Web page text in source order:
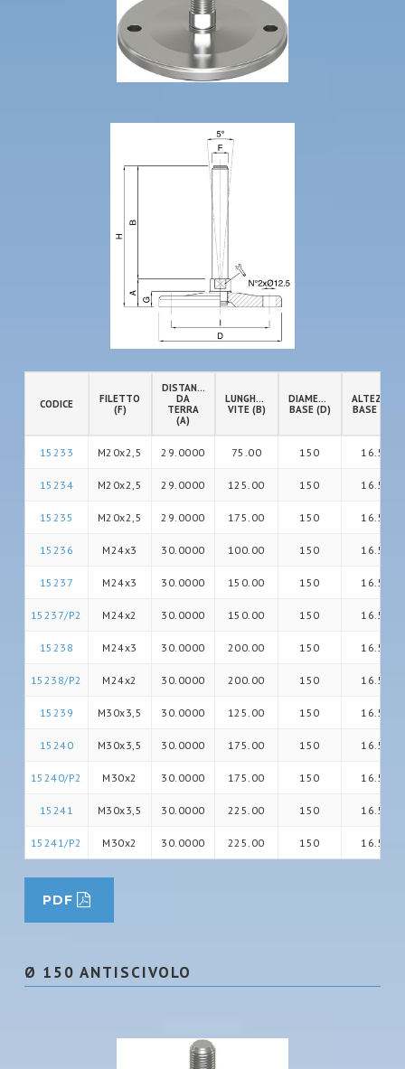
CODICE
FILETTO
(F)
DISTANZA
DA
TERRA
(A)
LUNGHEZZA
VITE (B)
DIAMETRO
BASE (D)
ALTEZZA
BASE (G)
15233 M20x2,5 29.0000 75.00 150 16.5
15234 M20x2,5 29.0000 125.00 150 16.5
15235 M20x2,5 29.0000 175.00 150 16.5
15236 M24x3 30.0000 100.00 150 16.5
15237 M24x3 30.0000 150.00 150 16.5
15237/P2 M24x2 30.0000 150.00 150 16.5
15238 M24x3 30.0000 200.00 150 16.5
15238/P2 M24x2 30.0000 200.00 150 16.5
15239 M30x3,5 30.0000 125.00 150 16.5
15240 M30x3,5 30.0000 175.00 150 16.5
15240/P2 M30x2 30.0000 175.00 150 16.5
15241 M30x3,5 30.0000 225.00 150 16.5
15241/P2 M30x2 30.0000 225.00 150 16.5
PDF
Ø 150 ANTISCIVOLO